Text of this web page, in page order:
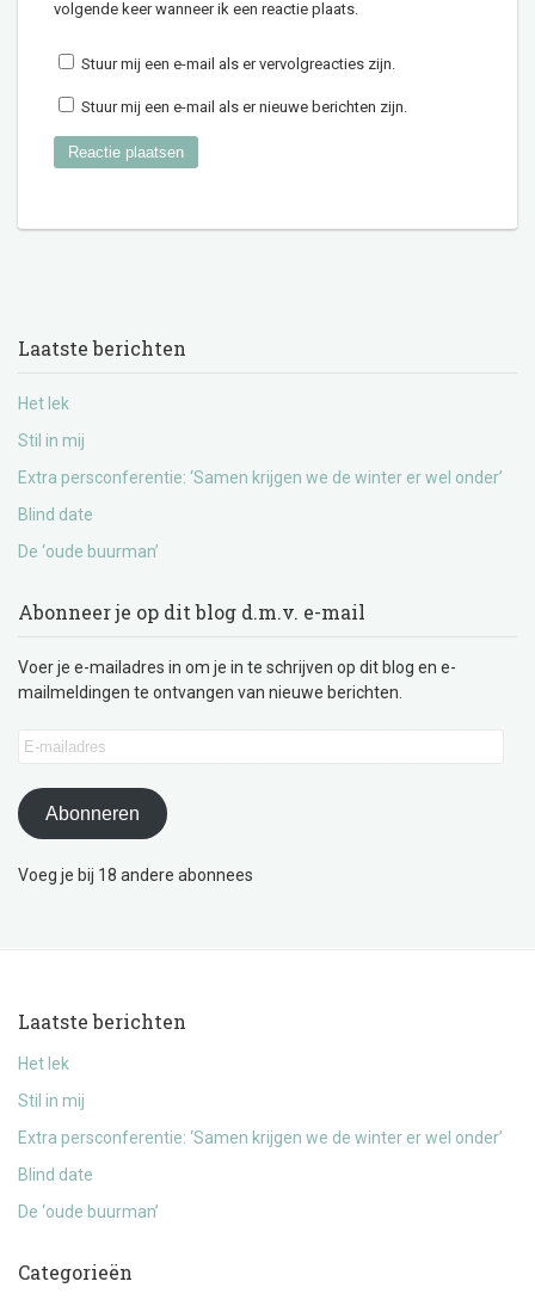
volgende keer wanneer ik een reactie plaats.
Stuur mij een e-mail als er vervolgreacties zijn.
Stuur mij een e-mail als er nieuwe berichten zijn.
Laatste berichten
Het lek
Stil in mij
Extra persconferentie: ‘Samen krijgen we de winter er wel onder’
Blind date
De ‘oude buurman’
Abonneer je op dit blog d.m.v. e-mail
Voer je e-mailadres in om je in te schrijven op dit blog en e-
mailmeldingen te ontvangen van nieuwe berichten.
E-
Abonneren
Voeg je bij 18 andere abonnees
Laatste berichten
Het lek
Stil in mij
Extra persconferentie: ‘Samen krijgen we de winter er wel onder’
Blind date
De ‘oude buurman’
Categorieën